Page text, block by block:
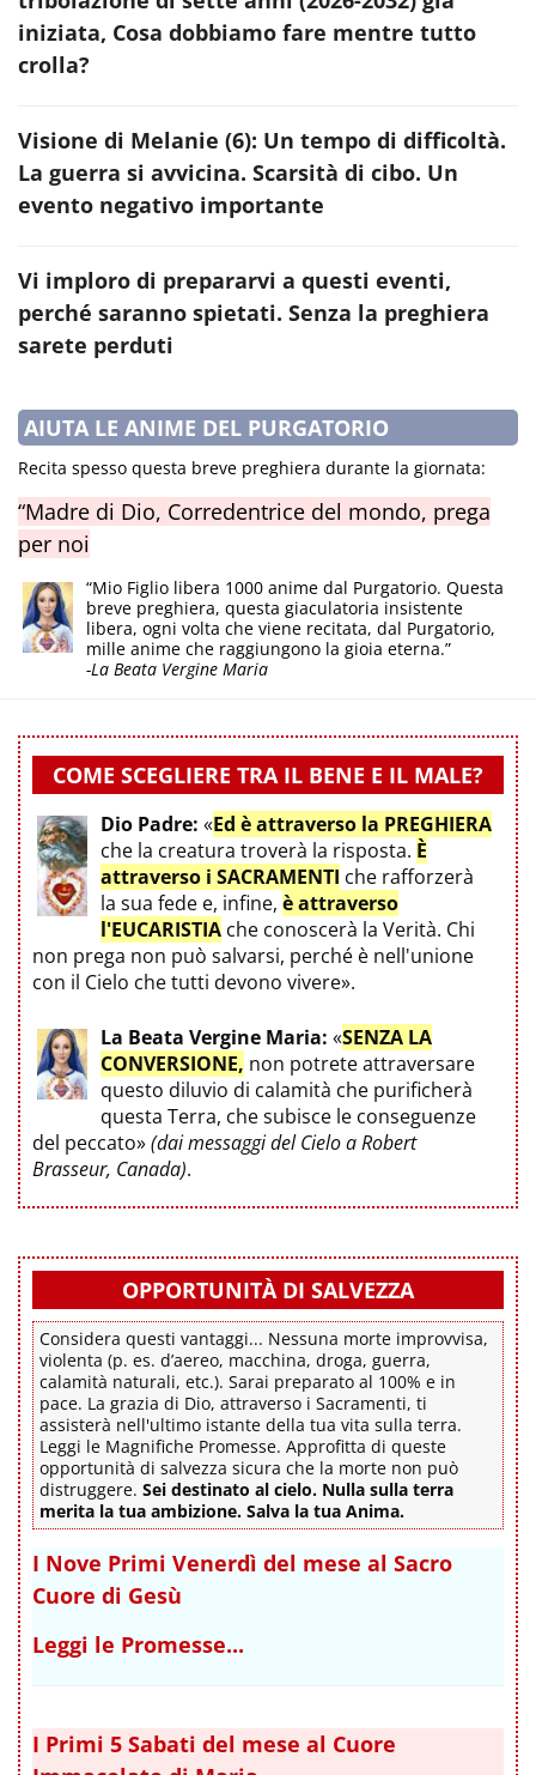
iniziata, Cosa dobbiamo fare mentre tutto
crolla?
Visione di Melanie (6): Un tempo di difficoltà.
La guerra si avvicina. Scarsità di cibo. Un
evento negativo importante
Vi imploro di prepararvi a questi eventi,
perché saranno spietati. Senza la preghiera
sarete perduti
AIUTA LE ANIME DEL PURGATORIO
Recita spesso questa breve preghiera durante la giornata:
“Madre di Dio, Corredentrice del mondo, prega
per noi
“Mio Figlio libera 1000 anime dal Purgatorio. Questa
breve preghiera, questa giaculatoria insistente
libera, ogni volta che viene recitata, dal Purgatorio,
mille anime che raggiungono la gioia eterna.”
-La Beata Vergine Maria
COME SCEGLIERE TRA IL BENE E IL MALE?
Dio Padre: «Ed è attraverso la PREGHIERA
che la creatura troverà la risposta. È
attraverso i SACRAMENTI che rafforzerà
la sua fede e, infine, è attraverso
l'EUCARISTIA che conoscerà la Verità. Chi
non prega non può salvarsi, perché è nell'unione
con il Cielo che tutti devono vivere».
La Beata Vergine Maria: «SENZA LA
CONVERSIONE, non potrete attraversare
questo diluvio di calamità che purificherà
questa Terra, che subisce le conseguenze
del peccato»(dai messaggi del Cielo a Robert
Brasseur, Canada).
OPPORTUNITÀ DI SALVEZZA
Considera questi vantaggi... Nessuna morte improvvisa,
violenta (p. es. d’aereo, macchina, droga, guerra,
calamità naturali, etc.). Sarai preparato al 100% e in
pace. La grazia di Dio, attraverso i Sacramenti, ti
assisterà nell'ultimo istante della tua vita sulla terra.
Leggi le Magnifiche Promesse. Approfitta di queste
opportunità di salvezza sicura che la morte non può
distruggere. Sei destinato al cielo. Nulla sulla terra
merita la tua ambizione. Salva la tua Anima.
I Nove Primi Venerdì del mese al Sacro
Cuore di Gesù
Leggi le Promesse...
I Primi 5 Sabati del mese al Cuore